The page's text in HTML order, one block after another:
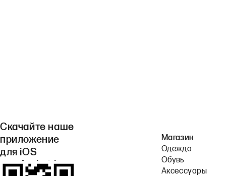
Скачайте наше
приложение
для iOS
или Android.
Магазин
Одежда
Обувь
Аксессуары